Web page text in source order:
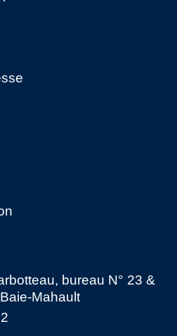
bureau N° 23 &
Mahault